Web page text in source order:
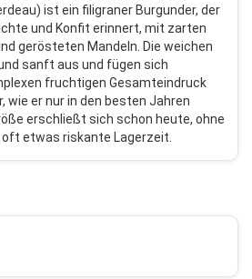
ist ein filigraner Burgunder, der
und Konfit erinnert, mit zarten
gerösteten Mandeln. Die weichen
sanft aus und fügen sich
fruchtigen Gesamteindruck
wie er nur in den besten Jahren
erschließt sich schon heute, ohne
oft etwas riskante Lagerzeit.